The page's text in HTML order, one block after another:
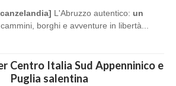
L'Abruzzo autentico: un
borghi e avventure in libertà...
Centro Italia Sud Appenninico e
Puglia salentina